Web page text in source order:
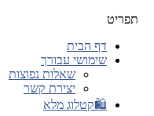
תפריט
דף הבית
שימושי עבורך
שאלות נפוצות
יצירת קשר
🛍קטלוג מלא